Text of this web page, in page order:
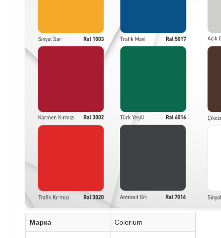
Марка Colorium